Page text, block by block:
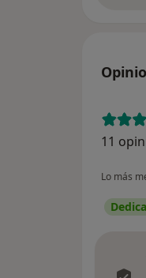
11
Lo más